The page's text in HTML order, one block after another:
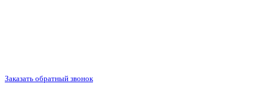
Заказать обратный звонок